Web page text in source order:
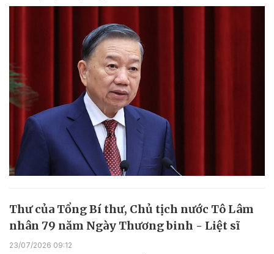
Thư của Tổng Bí thư, Chủ tịch nước Tô Lâm
nhân 79 năm Ngày Thương binh - Liệt sĩ
23/07/2026 09:12